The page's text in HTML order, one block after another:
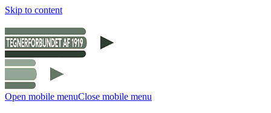
Skip to content
Open mobile menuClose mobile menu